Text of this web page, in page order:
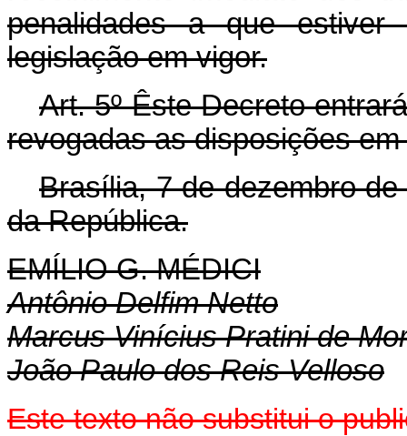
penalidades a que
legislação em vigor.
Art. 5º Êste Decreto
revogadas as disposições
Brasília, 7 de dezembro de
da República.
EMÍLIO G. MÉDICI
Antônio Delfim Netto
Marcus Vinícius Pratini de
João Paulo dos Reis Velloso
Este texto não substitui o